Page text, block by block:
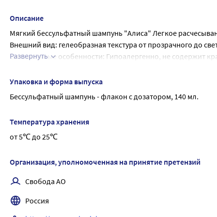
Описание
Мягкий бессульфатный шампунь "Алиса" Легкое
Внешний вид: гелеобразная текстура от прозрачного до
Специальные особенности: Гипоалергенно, не содержит
Ваша малышка уже подросла, но ей по-прежнему требуется
Мягкий шампунь «Алиса» не содержит сульфатов, имеет
нежных принцесс. В составе содержатся экстракты
Результат: Очищение волос и кожи головы. Оказывает
волосам естественный природный блеск.
Развернуть
Упаковка и форма выпуска
Бессульфатный шампунь - флакон с дозатором, 140 мл.
Температура хранения
от 5℃ до 25℃
Организация, уполномоченная на принятие претензий
Свобода АО
Россия